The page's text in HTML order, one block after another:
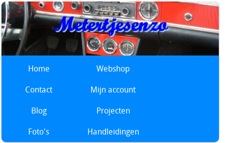
Home
Webshop
Contact
Mijn account
Blog
Projecten
Foto's
Handleidingen